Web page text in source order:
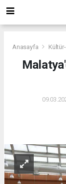
Anasayfa